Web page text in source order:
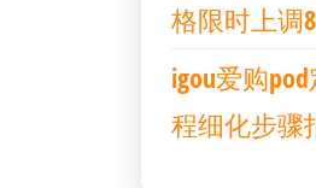
格限时上调
igou爱购
程细化步骤